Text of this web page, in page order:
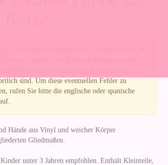
sind. Um diese eventuellen Fehler zu
rufen Sie bitte die englische oder spanische
Hände aus Vinyl und weicher Körper
Gliedmaßen.
unter 3 Jahren empfohlen. Enthält Kleinteile,